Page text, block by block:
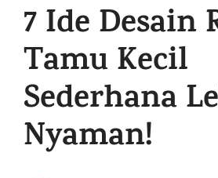
7 Ide Desain
Tamu Kecil
Sederhana
Nyaman!